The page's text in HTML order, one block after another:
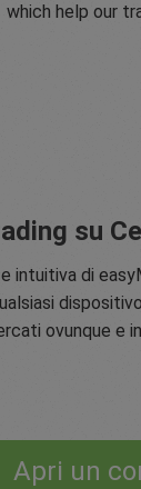
which help our
su
e intuitiva di
ovunque e
Apri un